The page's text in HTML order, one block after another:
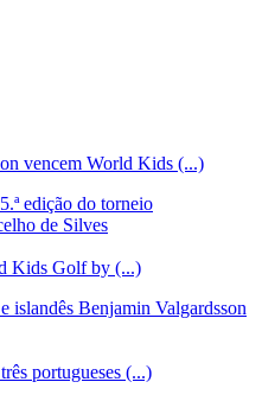
vencem World Kids (...)
edição do torneio
de Silves
Kids Golf by (...)
islandês Benjamin Valgardsson
portugueses (...)